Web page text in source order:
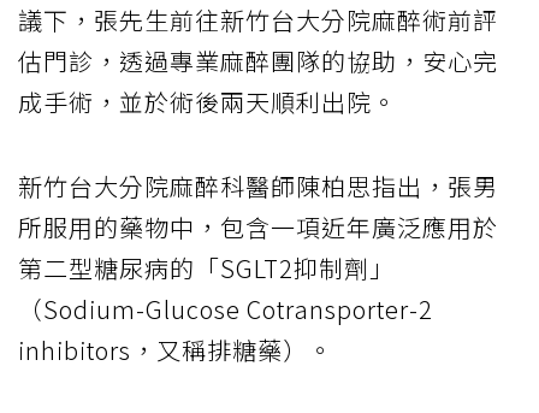
議下，張先生前往新竹台大分院麻醉術前評
估門診，透過專業麻醉團隊的協助，安心完
成手術，並於術後兩天順利出院。
新竹台大分院麻醉科醫師陳柏思指出，張男
所服用的藥物中，包含一項近年廣泛應用於
第二型糖尿病的「SGLT2抑制劑」
（Sodium-Glucose Cotransporter-2
inhibitors，又稱排糖藥）。